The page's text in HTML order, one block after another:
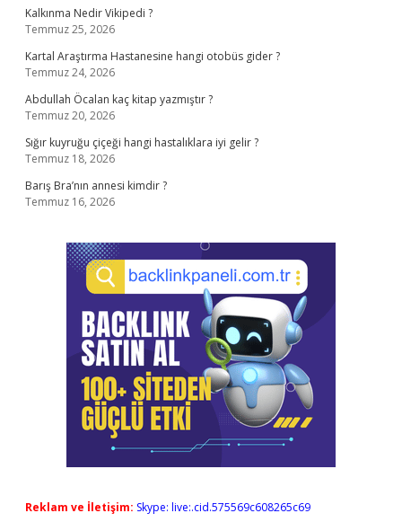
Kalkınma Nedir Vikipedi ?
Temmuz 25, 2026
Kartal Araştırma Hastanesine hangi otobüs gider ?
Temmuz 24, 2026
Abdullah Öcalan kaç kitap yazmıştır ?
Temmuz 20, 2026
Sığır kuyruğu çiçeği hangi hastalıklara iyi gelir ?
Temmuz 18, 2026
Barış Bra’nın annesi kimdir ?
Temmuz 16, 2026
Reklam ve İletişim: Skype: live:.cid.575569c608265c69